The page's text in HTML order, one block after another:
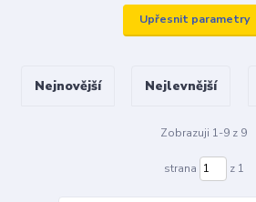
Upřesnit parametry
Nejnovější Nejlevnější
Zobrazuji 1-9 z 9
strana z 1